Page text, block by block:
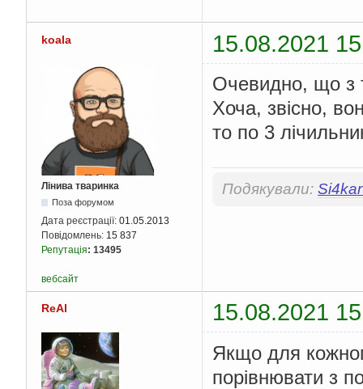
koala 15.08.2021
Лінива тваринка
Поза форумом
Дата реєстрації: 01.05.2013
Повідомлень: 15 837
Репутація: 13495
Очевидно, що з
Хоча, звісно,
то по 3
Подякували:
вебсайт
ReAl 15.08.2021
Якщо для
порівнювати з